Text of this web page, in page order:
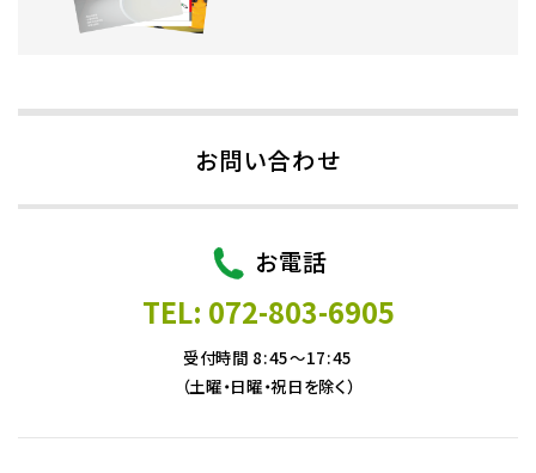
お問い合わせ
お電話
TEL: 072-803-6905
受付時間 8:45～17:45
（土曜・日曜・祝日を除く）